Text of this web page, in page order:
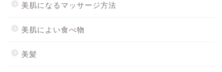
美肌になるマッサージ方法
美肌によい食べ物
美髪